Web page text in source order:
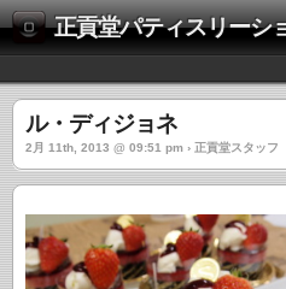
正貢堂パティスリーシ
ル・ディジョネ
2月 11th, 2013 @ 09:51 pm › 正貢堂スタッフ